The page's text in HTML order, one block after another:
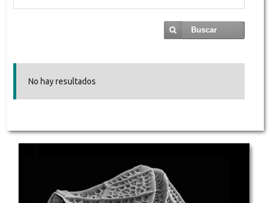
Buscar
No hay resultados